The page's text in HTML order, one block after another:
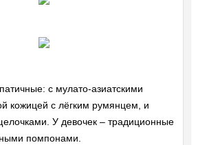
с мулато-азиатскими
кожицей с лёгким румянцем, и
У девочек – традиционные
помпонами.